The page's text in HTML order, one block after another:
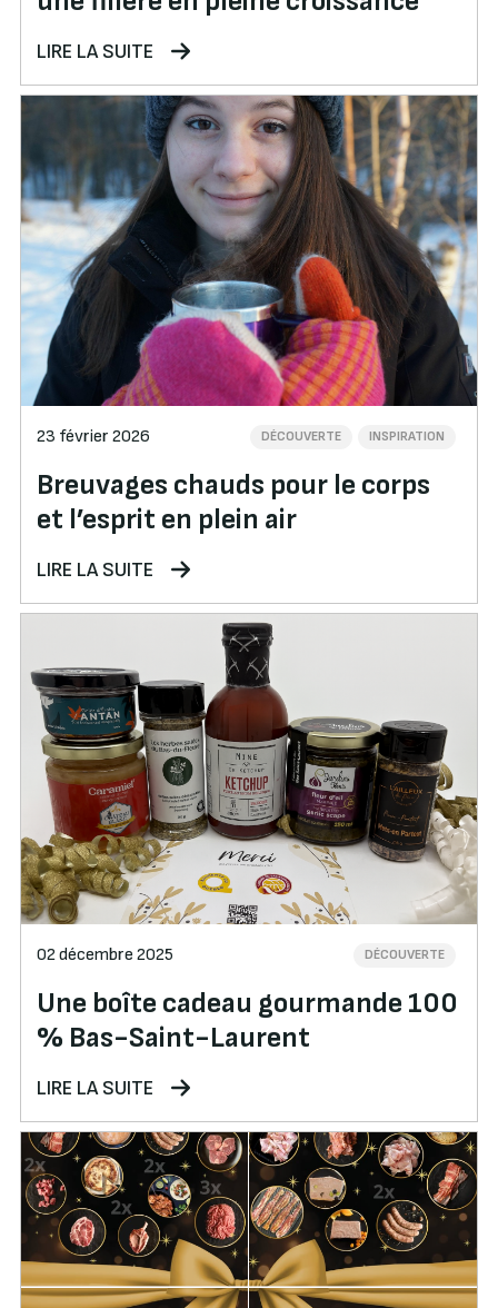
LIRE LA SUITE
23 février 2026 DÉCOUVERTE INSPIRATION
Breuvages chauds pour le corps
et l’esprit en plein air
LIRE LA SUITE
02 décembre 2025 DÉCOUVERTE
Une boîte cadeau gourmande 100
% Bas-Saint-Laurent
LIRE LA SUITE